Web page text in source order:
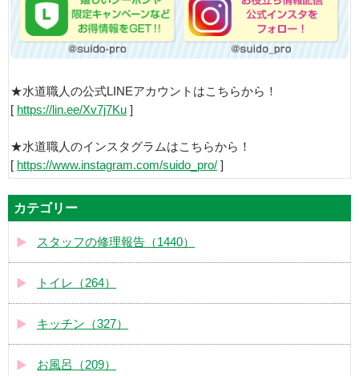
★水道職人の公式LINEアカウントはこちらから！
[ https://lin.ee/Xv7j7Ku ]
★水道職人のインスタグラムはこちらから！
[ https://www.instagram.com/suido_pro/ ]
カテゴリー
スタッフの修理報告（1440）
トイレ（264）
キッチン（327）
お風呂（209）